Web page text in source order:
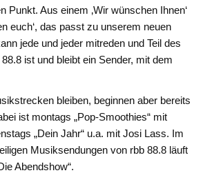
Punkt. Aus einem ‚Wir wünschen Ihnen‘
euch‘, das passt zu unserem neuen
jede und jeder mitreden und Teil des
ist und bleibt ein Sender, mit dem
bleiben, beginnen aber bereits
ist montags „Pop-Smoothies“ mit
„Dein Jahr“ u.a. mit Josi Lass. Im
Musiksendungen von rbb 88.8 läuft
Abendshow“.